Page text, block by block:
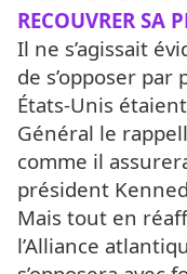
RECOUVRER SA
Il ne s’agissait
de s’opposer
États-Unis
Général le
comme il
président
Mais tout en
l’Alliance